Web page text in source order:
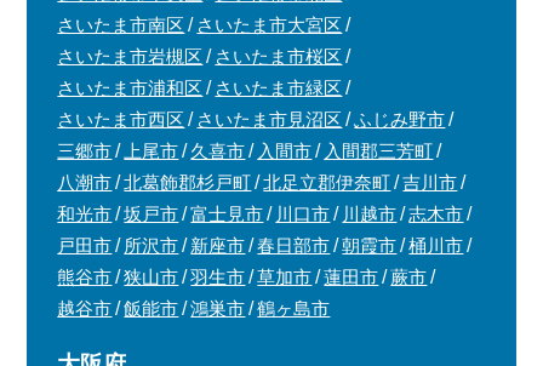
さいたま市南区
さいたま市大宮区
さいたま市岩槻区
さいたま市桜区
さいたま市浦和区
さいたま市緑区
さいたま市西区
さいたま市見沼区
ふじみ野市
三郷市
上尾市 久喜市 入間市
入間郡三芳町
八潮市
北葛飾郡杉戸町 北足立郡伊奈町
吉川市
和光市
坂戸市 富士見市 川口市 川越市
志木市
戸田市
所沢市 新座市 春日部市 朝霞市
桶川市
熊谷市
狭山市 羽生市 草加市 蓮田市
蕨市
越谷市
飯能市 鴻巣市 鶴ヶ島市